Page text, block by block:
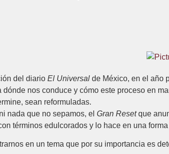
del diario El Universal de México, en el año
dónde nos conduce y cómo este proceso en
sean reformuladas.
nada que no sepamos, el Gran Resetque
términos edulcorados y lo hace en una
en un tema que por su importancia es